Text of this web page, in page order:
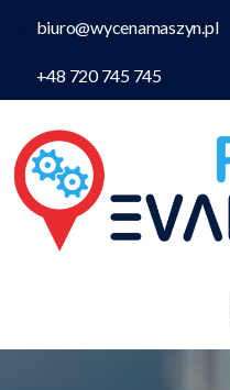
biuro@wycenamaszyn.pl
+48 720 745 745